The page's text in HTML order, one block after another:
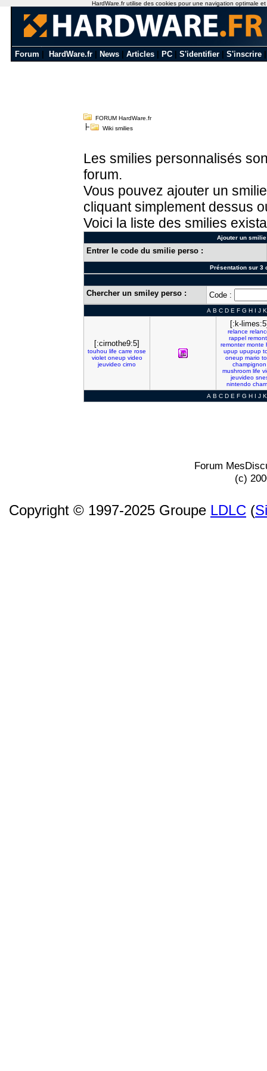
Forum HardWare.fr News Articles PC S'identifier S'inscrire
FORUM HardWare.fr
Wiki smilies
Les smilies personnalisés
forum.
Vous pouvez ajouter un
cliquant simplement dessus
Voici la liste des smilies
Ajouter un
Entrer le code du smilie perso :
Présentation sur 3
Chercher un smiley perso : Code :
A B C D E F G H I J K
[:cirnothe9:5]
touhou life carre rose
violet oneup video
jeuvideo cirno
[:k-
relance
rappel
remonter monte
upup upupup
oneup mario
champignon
mushroom life
jeuvideo
nintendo
A B C D E F G H I J K
Forum
(c)
Copyright © 1997-2025 Groupe LDLC (
HardWare.fr utilise des cookies pour une navigation optimale